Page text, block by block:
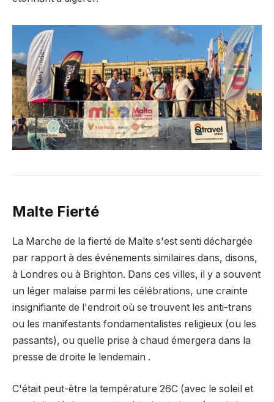
Malte Fierté
La Marche de la fierté de Malte s'est senti déchargée
par rapport à des événements similaires dans, disons,
à Londres ou à Brighton. Dans ces villes, il y a souvent
un léger malaise parmi les célébrations, une crainte
insignifiante de l'endroit où se trouvent les anti-trans
ou les manifestants fondamentalistes religieux (ou les
passants), ou quelle prise à chaud émergera dans la
presse de droite le lendemain .
C'était peut-être la température 26C (avec le soleil et